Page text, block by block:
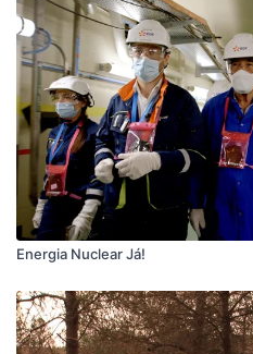
Energia Nuclear Já!